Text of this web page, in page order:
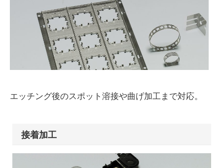
エッチング後のスポット溶接や曲げ加工まで対応。
接着加工